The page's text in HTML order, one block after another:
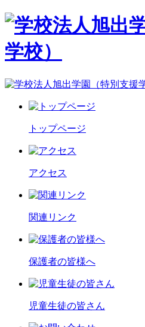
トップページ
アクセス
関連リンク
保護者の皆様へ
児童生徒の皆さん